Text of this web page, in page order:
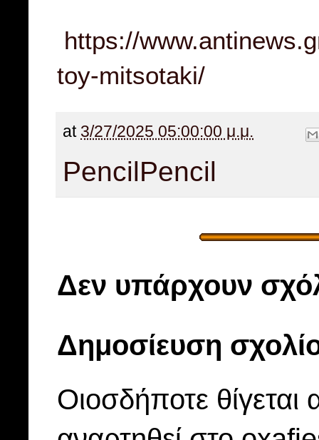
https://
toy-mitsotaki/
at 3/27/2025 05:00:00 μ.μ.
PencilPencil
Δεν υπάρχουν
Δημοσίευση
Οιοσδήποτε